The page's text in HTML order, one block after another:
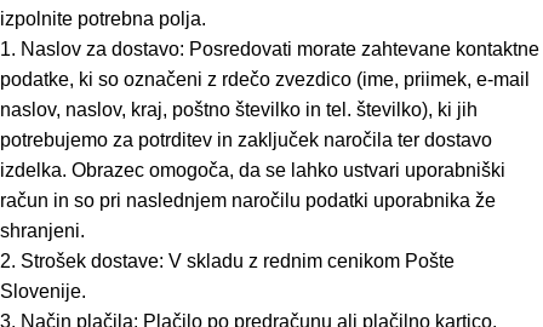
izpolnite potrebna polja.
1. Naslov za dostavo: Posredovati morate zahtevane kontaktne
podatke, ki so označeni z rdečo zvezdico (ime, priimek, e-mail
naslov, naslov, kraj, poštno številko in tel. številko), ki jih
potrebujemo za potrditev in zaključek naročila ter dostavo
izdelka. Obrazec omogoča, da se lahko ustvari uporabniški
račun in so pri naslednjem naročilu podatki uporabnika že
shranjeni.
2. Strošek dostave: V skladu z rednim cenikom Pošte
Slovenije.
3. Način plačila: Plačilo po predračunu ali plačilno kartico.